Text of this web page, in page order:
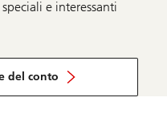
e interessanti
del conto